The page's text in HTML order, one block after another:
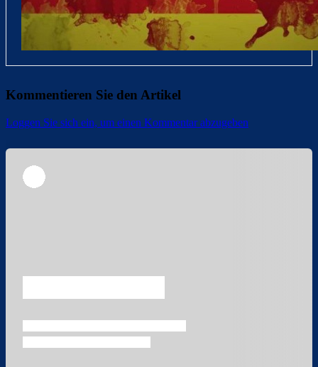
Kommentieren Sie den Artikel
Loggen Sie sich ein, um einen Kommentar abzugeben